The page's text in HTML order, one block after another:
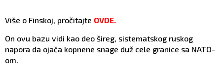
Više o Finskoj, pročitajte OVDE.
On ovu bazu vidi kao deo šireg, sistematskog ruskog
napora da ojača kopnene snage duž cele granice sa NATO-
om.